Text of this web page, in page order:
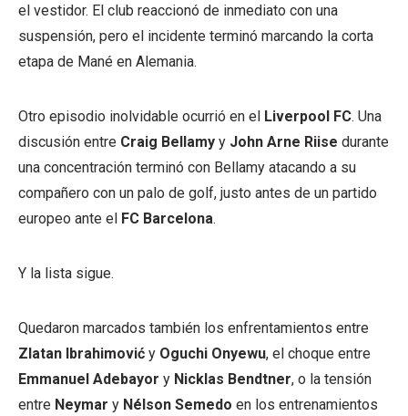
el vestidor. El club reaccionó de inmediato con una
suspensión, pero el incidente terminó marcando la corta
etapa de Mané en Alemania.
Otro episodio inolvidable ocurrió en el Liverpool FC. Una
discusión entre Craig Bellamy y John Arne Riise durante
una concentración terminó con Bellamy atacando a su
compañero con un palo de golf, justo antes de un partido
europeo ante el FC Barcelona.
Y la lista sigue.
Quedaron marcados también los enfrentamientos entre
Zlatan Ibrahimović y Oguchi Onyewu, el choque entre
Emmanuel Adebayor y Nicklas Bendtner, o la tensión
entre Neymar y Nélson Semedo en los entrenamientos